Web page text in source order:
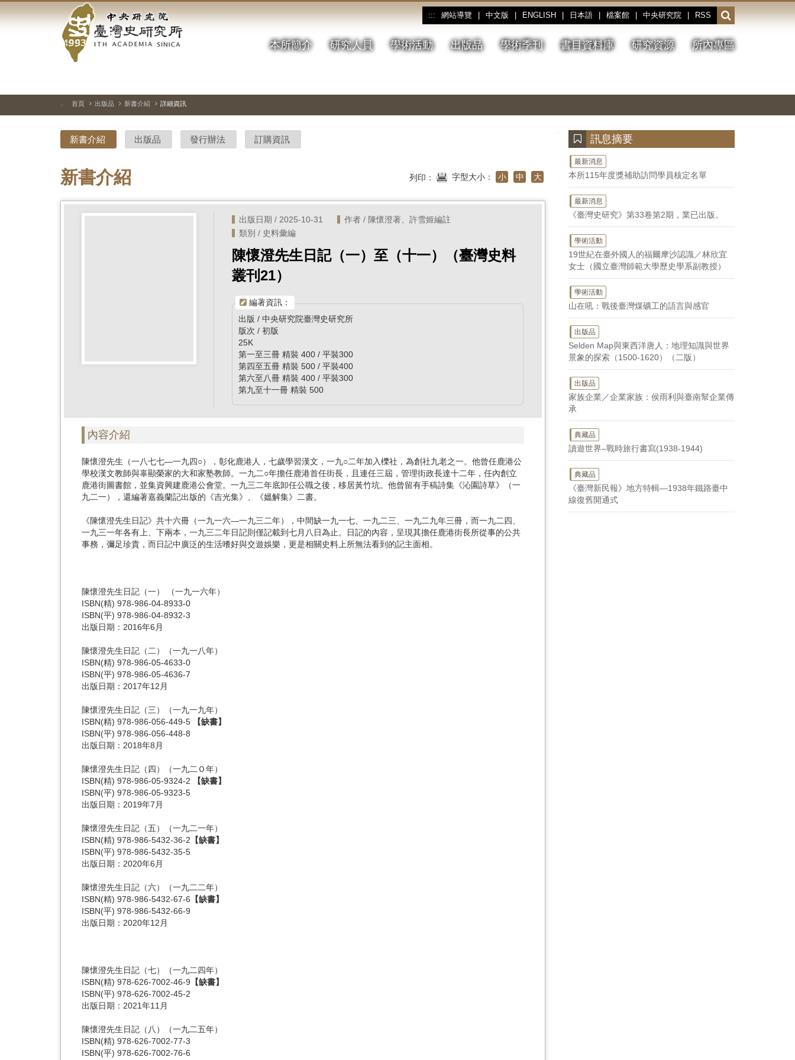
到
中
央
研
院-
臺
灣
史
研
::: 網站導覽 中文版 ENGLISH 日本語 檔案館 中央研究院 RSS
開
啟
或
收
本所簡介 研究人員 學術活動 出版品 學術季刊 書目資料庫 研究資源 所內專區
停、
圖
圖
結
::: 首頁 出版品 新書介紹 詳細資訊
新書介紹 出版品 發行辦法 訂購資訊
新書介紹 列印： 字型大小： 小 中 大
出版日期 / 2025-10-31
作者 / 陳懷澄著、許雪姬編註
類別 / 史料彙編
陳懷澄先生日記（一）至（十一）（臺灣史料
叢刊21）
編著資訊：
出版 / 中央研究院臺灣史研究所
版次 / 初版
25K
第一至三冊 精裝 400 / 平裝300
第四至五冊 精裝 500 / 平裝400
第六至八冊 精裝 400 / 平裝300
第九至十一冊 精裝 500
內容介紹
陳懷澄先生（一八七七—一九四○），彰化鹿港人，七歲學習漢文，一九○二年加入櫟社，為創社九老之一。他曾任鹿港公
學校漢文教師與辜顯榮家的大和家塾教師。一九二○年擔任鹿港首任街長，且連任三屆，管理街政長達十二年，任內創立
鹿港街圖書館，並集資興建鹿港公會堂。一九三二年底卸任公職之後，移居黃竹坑。他曾留有手稿詩集《沁園詩草》（一
九二一），還編著嘉義蘭記出版的《吉光集》、《媼解集》二書。
《陳懷澄先生日記》共十六冊（一九一六—一九三二年），中間缺一九一七、一九二三、一九二九年三冊，而一九二四、
一九三一年各有上、下兩本，一九三二年日記則僅記載到七月八日為止。日記的內容，呈現其擔任鹿港街長所從事的公共
事務，彌足珍貴，而日記中廣泛的生活嗜好與交遊娛樂，更是相關史料上所無法看到的記主面相。
陳懷澄先生日記（一）
（一九一六年）
ISBN(精) 978-986-04-8933-0
ISBN(平) 978-986-04-8932-3
出版日期：2016年6月
陳懷澄先生日記（二）
（一九一八年）
ISBN(精) 978-986-05-4633-0
ISBN(平) 978-986-05-4636-7
出版日期：2017年12月
陳懷澄先生日記（三）
（一九一九年）
ISBN(精) 978-986-056-449-5
【缺書】
ISBN(平) 978-986-056-448-8
出版日期：2018年8月
陳懷澄先生日記（四）
（一九二Ｏ年）
ISBN(精) 978-986-05-9324-2
【缺書】
ISBN(平) 978-986-05-9323-5
出版日期：2019年7月
陳懷澄先生日記（五）
（一九二一年）
ISBN(精) 978-986-5432-36-2 【缺書】
ISBN(平) 978-986-5432-35-5
出版日期：2020年6月
陳懷澄先生日記（六）
（一九二二年）
ISBN(精) 978-986-5432-67-6 【缺書】
ISBN(平) 978-986-5432-66-9
出版日期：2020年12月
陳懷澄先生日記（七）（一九二四年）
ISBN(精) 978-626-7002-46-9 【缺書】
ISBN(平) 978-626-7002-45-2
出版日期：2021年11月
陳懷澄先生日記（八）（一九二五年）
ISBN(精) 978-626-7002-77-3
ISBN(平) 978-626-7002-76-6
訊息摘要
最新消息
本所115年度獎補助訪問學員核定名單
最新消息
《臺灣史研究》第33卷第2期，業已出版。
學術活動
19世紀在臺外國人的福爾摩沙認識／林欣宜
女士（國立臺灣師範大學歷史學系副教授）
學術活動
山在吼：戰後臺灣煤礦工的語言與感官
出版品
Selden Map與東西洋唐人：地理知識與世界
景象的探索（1500-1620）（二版）
出版品
家族企業／企業家族：侯雨利與臺南幫企業傳
承
典藏品
讀遊世界–戰時旅行書寫(1938-1944)
典藏品
《臺灣新民報》地方特輯—1938年鐵路臺中
線復舊開通式